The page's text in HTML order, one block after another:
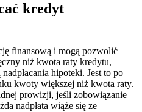
kredyt
finansową i mogą pozwolić
niż kwota raty kredytu,
hipoteki. Jest to po
kwoty większej niż kwota raty.
prowizji, jeśli zobowiązanie
nadpłata wiąże się ze